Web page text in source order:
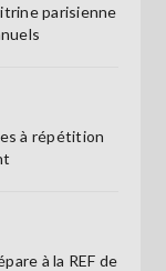
parisienne
à répétition
à la REF de